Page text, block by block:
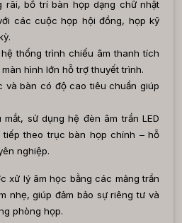
rãi, bố trí bàn họp dạng chữ nhật
các cuộc họp hội đồng, họp kỹ
thống trình chiếu âm thanh tích
hình lớn hỗ trợ thuyết trình.
và bàn có độ cao tiêu chuẩn giúp
sử dụng hệ đèn âm trần LED
theo trục bàn họp chính – hỗ
nghiệp.
xử lý âm học bằng các mảng trần
nhẹ, giúp đảm bảo sự riêng tư và
phòng họp.